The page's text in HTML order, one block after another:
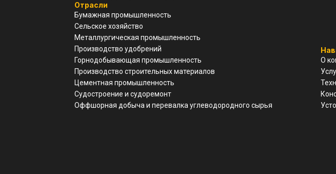
О
Отрасли
Бумажная промышленность
Сельское хозяйство
Металлургическая промышленность
Производство удобрений
Горнодобывающая промышленность
Производство строительных материалов
Цементная промышленность
Судостроение и судоремонт
Оффшорная добыча и перевалка углеводородного сырья